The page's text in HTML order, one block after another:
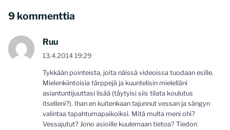
9 kommenttia
Ruu
13.4.2014 19:29
Tykkään pointeista, joita näissä videoissa tuodaan esille.
Mielenkiintoisia tärppejä ja kuuntelisin mielelläni
asiantuntijuuttasi lisää (täytyisi siis tilata koulutus
itselleni?). Ihan en kuitenkaan tajunnut vessan ja sängyn
valintaa tapahtumapaikoiksi. Mitä multa meni ohi?
Vessajutut? Jono asioille kuulemaan tietoa? Tiedon